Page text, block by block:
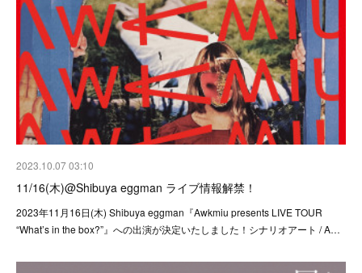
2023.10.07 03:10
11/16(木)@Shibuya eggman ライブ情報解禁！
2023年11月16日(木) Shibuya eggman『Awkmiu presents LIVE TOUR
“What’s in the box?”』への出演が決定いたしました！シナリオアート / A…